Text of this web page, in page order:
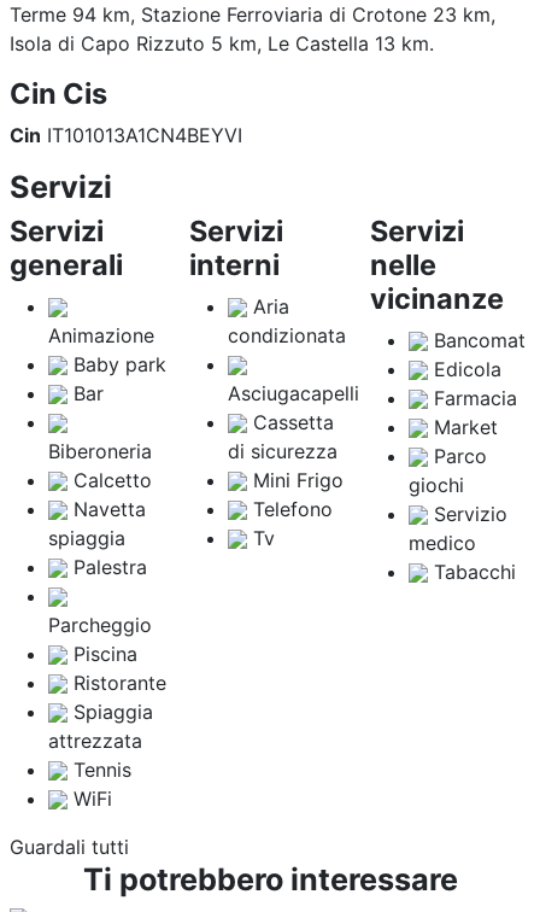
Terme 94 km, Stazione Ferroviaria di Crotone 23 km,
Isola di Capo Rizzuto 5 km, Le Castella 13 km.
Cin Cis
Cin IT101013A1CN4BEYVI
Servizi
Servizi
generali
Animazione
Baby park
Bar
Biberoneria
Calcetto
Navetta
spiaggia
Palestra
Parcheggio
Piscina
Ristorante
Spiaggia
attrezzata
Tennis
WiFi
Servizi
interni
Aria
condizionata
Asciugacapelli
Cassetta
di sicurezza
Mini Frigo
Telefono
Tv
Servizi
nelle
vicinanze
Bancomat
Edicola
Farmacia
Market
Parco
giochi
Servizio
medico
Tabacchi
Guardali tutti
Ti potrebbero interessare